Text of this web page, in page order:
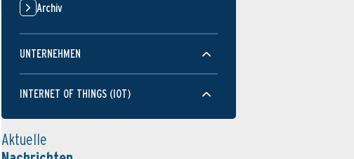
Archiv
UNTERNEHMEN
INTERNET OF THINGS (IOT)
Aktuelle